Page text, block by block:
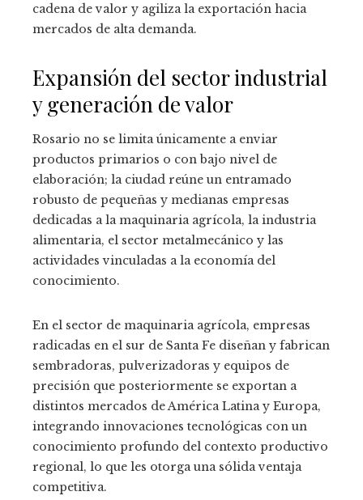
cadena de valor y agiliza la exportación hacia
mercados de alta demanda.
Expansión del sector industrial
y generación de valor
Rosario no se limita únicamente a enviar
productos primarios o con bajo nivel de
elaboración; la ciudad reúne un entramado
robusto de pequeñas y medianas empresas
dedicadas a la maquinaria agrícola, la industria
alimentaria, el sector metalmecánico y las
actividades vinculadas a la economía del
conocimiento.
En el sector de maquinaria agrícola, empresas
radicadas en el sur de Santa Fe diseñan y fabrican
sembradoras, pulverizadoras y equipos de
precisión que posteriormente se exportan a
distintos mercados de América Latina y Europa,
integrando innovaciones tecnológicas con un
conocimiento profundo del contexto productivo
regional, lo que les otorga una sólida ventaja
competitiva.